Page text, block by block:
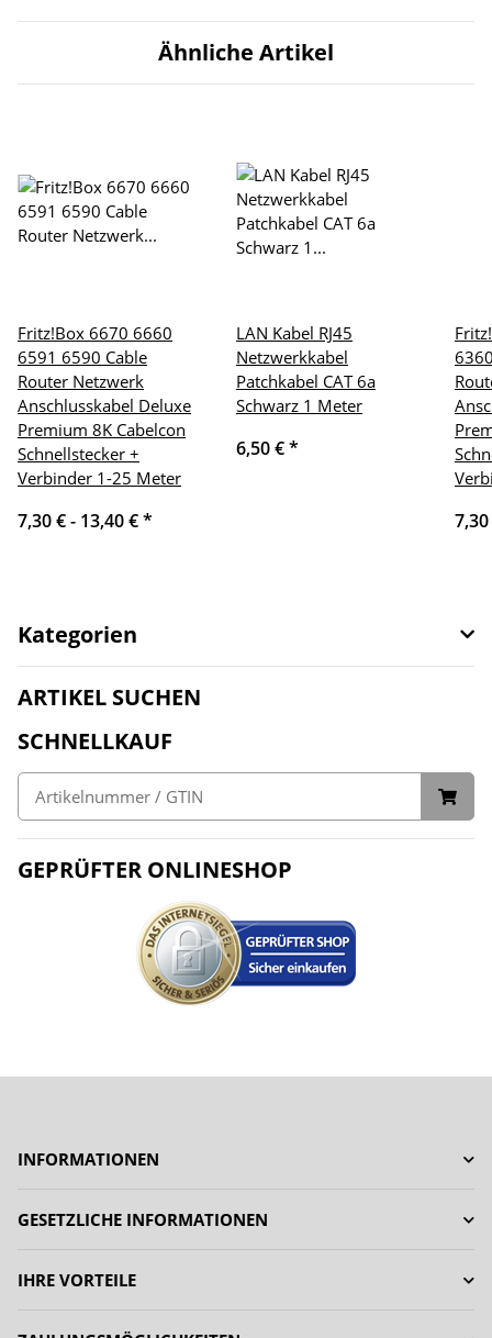
Ähnliche Artikel
Fritz!Box 6670 6660
6591 6590 Cable
Router Netzwerk
Anschlusskabel Deluxe
Premium 8K Cabelcon
Schnellstecker +
Verbinder 1-25 Meter
7,30 € - 13,40 €*
LAN Kabel RJ45
Netzwerkkabel
Patchkabel CAT 6a
Schwarz 1 Meter
6,50 €*
Kategorien
ARTIKEL SUCHEN
SCHNELLKAUF
GEPRÜFTER ONLINESHOP
INFORMATIONEN
GESETZLICHE INFORMATIONEN
IHRE VORTEILE